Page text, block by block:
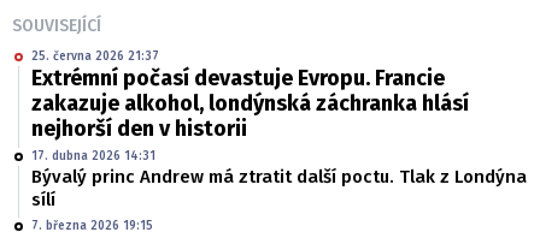
SOUVISEJÍCÍ
25. června 2026 21:37
Extrémní počasí devastuje Evropu. Francie
zakazuje alkohol, londýnská záchranka hlásí
nejhorší den v historii
17. dubna 2026 14:31
Bývalý princ Andrew má ztratit další poctu. Tlak z Londýna
sílí
7. března 2026 19:15